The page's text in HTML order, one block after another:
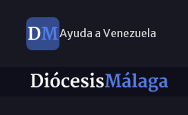
Ayuda a Venezuela